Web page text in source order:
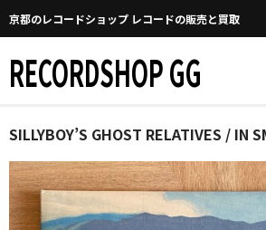
京都のレコードショップ レコードの販売と買取
RECORDSHOP GG
Home
マイページ
GGについて
SILLYBOY’S GHOST RELATIVES / IN